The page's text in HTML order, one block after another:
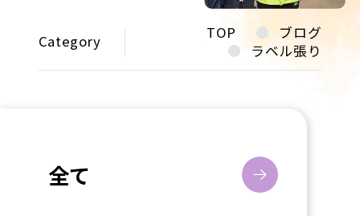
Category TOP
ブログ
ラベル張り
全て